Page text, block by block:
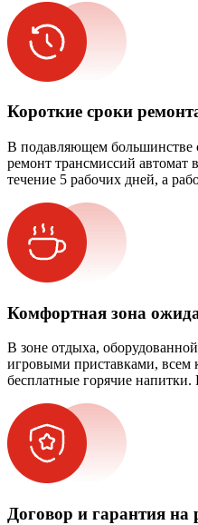
Короткие сроки
В подавляющем большинстве
ремонт трансмиссий автомат
течение 5 рабочих дней, а
Комфортная зона
В зоне отдыха,
игровыми приставками, всем
бесплатные горячие
Договор и гарантия